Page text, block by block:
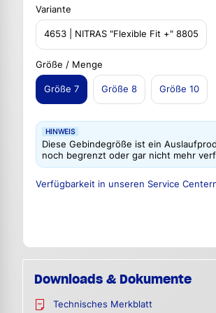
Variante
4653 | NITRAS "Flexible Fit +" 8805
Größe / Menge
Größe 7 Größe 8 Größe 10
HINWEIS
Diese Gebindegröße ist ein
noch begrenzt oder gar nicht mehr
Verfügbarkeit in unseren Service
Downloads & Dokumente
Technisches Merkblatt